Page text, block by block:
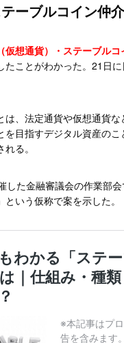
ーブルコイン仲
仮想通貨）・ステーブル
たことがわかった。21日
は、法定通貨や仮想通貨
を目指すデジタル資産のこ
る。
した金融審議会の作業部
いう仮称で案を示した。